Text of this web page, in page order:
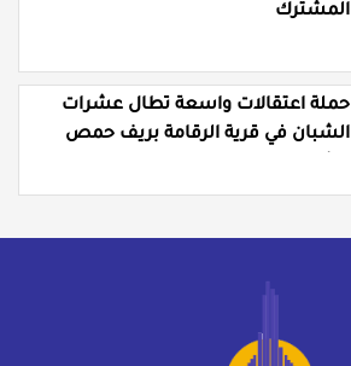
المشترك
حملة اعتقالات واسعة تطال عشرات
الشبان في قرية الرقامة بريف حمص